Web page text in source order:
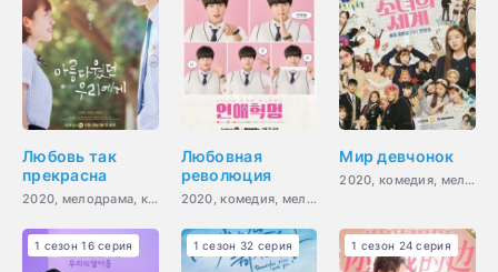
Любовь так
прекрасна
2020, мелодрама, комедия, романтика, повседневность, молодость
Любовная
революция
2020, комедия, мелодрама, романтика, молодость, драма
Мир девчонок
2020, комедия, мелодрама, повседневность, молодость, драма
1 сезон 16 серия 1 сезон 32 серия 1 сезон 24 серия